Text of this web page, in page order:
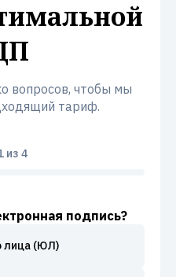
вопросов, чтобы мы
тариф.
из 4
подпись?
лица (ЮЛ)